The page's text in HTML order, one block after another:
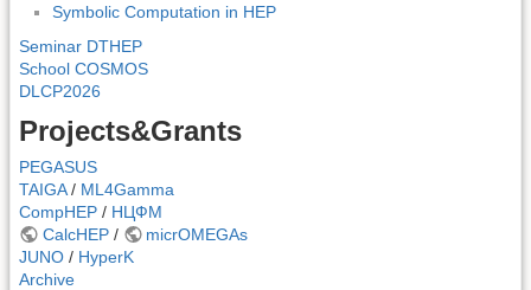
Symbolic Computation in HEP
Seminar DTHEP
School COSMOS
DLCP2026
Projects&Grants
PEGASUS
TAIGA/ ML4Gamma
CompHEP / НЦФМ
CalcHEP/
micrOMEGAs
JUNO / HyperK
Archive